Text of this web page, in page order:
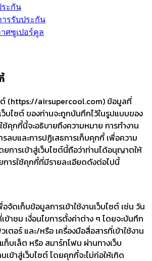
ระกัน
ารรับประกัน
ศซูเปอร์คูล
ต์ (https://airsupercool.com) ข้อมูลที่
ว็บไซต์ ของท่านจะถูกบันทึกไว้ในรูปแบบของ
คุกกี้นี้จะอธิบายถึงความหมาย การทำงาน
ลบและการปฏิเสธการเก็บคุกกี้ เพื่อความ
ยการเข้าสู่เว็บไซต์นี้ถือว่าท่านได้อนุญาตให้
การใช้คุกกี้ที่มีรายละเอียดดังต่อไปนี้
จัดเก็บข้อมูลการเข้าใช้งานเว็บไซต์ เช่น วัน
ข้าชม เงื่อนไขการตั้งค่าต่าง ๆ โดยจะบันทึก
ตอร์ และ/หรือ เครื่องมือสื่อสารที่เข้าใช้งาน
บเล็ต หรือ สมาร์ทโฟน ผ่านทางเว็บ
เข้าสู่เว็บไซต์ โดยคุกกี้จะไม่ก่อให้เกิด